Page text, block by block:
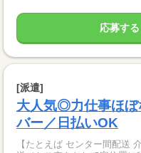
応募する
[派遣]
大人気◎力仕事ほぼ
バー／日払いOK
【たとえば センター間配送